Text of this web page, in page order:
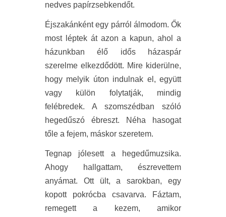
nedves papírzsebkendőt.
Éjszakánként egy párról álmodom. Ők
most léptek át azon a kapun, ahol a
házunkban élő idős házaspár
szerelme elkezdődött. Mire kiderülne,
hogy melyik úton indulnak el, együtt
vagy külön folytatják, mindig
felébredek. A szomszédban szóló
hegedűszó ébreszt. Néha hasogat
tőle a fejem, máskor szeretem.
Tegnap jólesett a hegedűmuzsika.
Ahogy hallgattam, észrevettem
anyámat. Ott ült, a sarokban, egy
kopott pokrócba csavarva. Fáztam,
remegett a kezem, amikor